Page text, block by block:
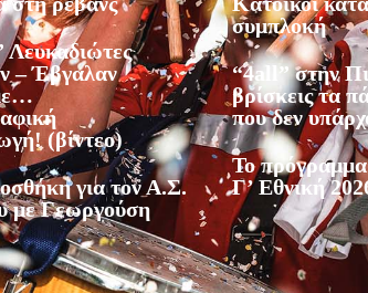
Λευκαδιώτες
– Έβγαλαν
(βίντεο)
για τον Α.Σ.
με Γεωργούση
συμπλοκή
“4all” στην
βρίσκεις τα
που δεν
Το
Γ’ Εθνική